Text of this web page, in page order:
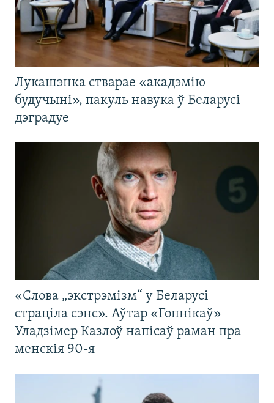
Лукашэнка стварае «акадэмію
будучыні», пакуль навука ў Беларусі
дэградуе
«Слова „экстрэмізм“ у Беларусі
страціла сэнс». Аўтар «Гопнікаў»
Уладзімер Казлоў напісаў раман пра
менскія 90-я